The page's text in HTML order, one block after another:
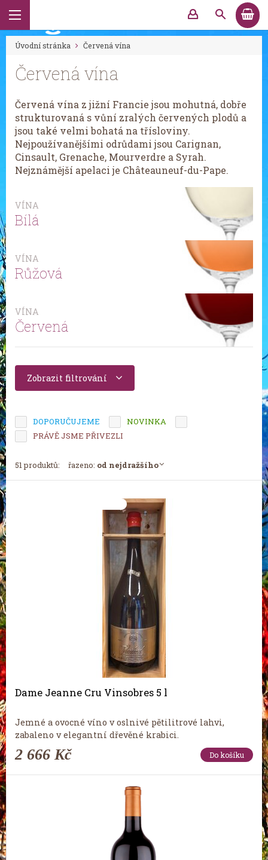
Úvodní stránka Červená vína
Červená vína
Červená vína z jižní Francie jsou mohutná, dobře
strukturovaná s vůní zralých červených plodů a
jsou také velmi bohatá na třísloviny.
Nejpoužívanějšími odrůdami jsou Carignan,
Cinsault, Grenache, Mourverdre a Syrah.
Nejznámější apelaci je Châteauneuf-du-Pape.
VÍNA
Bílá
VÍNA
Růžová
VÍNA
Červená
Zobrazit filtrování
DOPORUČUJEME NOVINKA
PRÁVĚ JSME PŘIVEZLI
51 produktů: řazeno: od nejdražšího
Dame Jeanne Cru Vinsobres 5 l
Jemné a ovocné víno v oslnivé pětilitrové lahvi,
zabaleno v elegantní dřevěné krabici.
2 666 Kč Do košíku